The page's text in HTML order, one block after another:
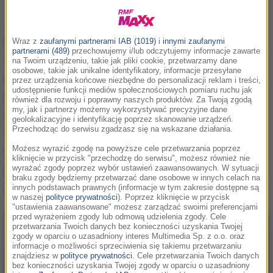
Na międzynarodowym lotnisku Seattle-
Tacoma miało dojść do nieprzyjemnego
incydentu z udziałem znanej influencerki
plus-size, Jae'lynn Chaney. 27-latka, która
zdobyła popularność, dzieląc się na
TikToku swoimi podróżniczymi
doświadczeniami, twierdzi, że została
potraktowana w sposób dyskryminujący
przez jednego z pracowników lotniska.
Wraz z zaufanymi partnerami IAB (1019) i innymi zaufanymi
partnerami (489) przechowujemy i/lub odczytujemy informacje zawarte
na Twoim urządzeniu, takie jak pliki cookie, przetwarzamy dane
osobowe, takie jak unikalne identyfikatory, informacje przesyłane
przez urządzenia końcowe niezbędne do personalizacji reklam i treści,
udostępnienie funkcji mediów społecznościowych pomiaru ruchu jak
również dla rozwoju i poprawny naszych produktów. Za Twoją zgodą
my, jak i partnerzy możemy wykorzystywać precyzyjne dane
geolokalizacyjne i identyfikację poprzez skanowanie urządzeń.
Przechodząc do serwisu zgadzasz się na wskazane działania.
Możesz wyrazić zgodę na powyższe cele przetwarzania poprzez
kliknięcie w przycisk "przechodzę do serwisu", możesz również nie
wyrażać zgody poprzez wybór ustawień zaawansowanych. W sytuacji
braku zgody będziemy przetwarzać dane osobowe w innych celach na
innych podstawach prawnych (informacje w tym zakresie dostępne są
w naszej polityce prywatności). Poprzez kliknięcie w przycisk
"ustawienia zaawansowane" możesz zarządzać swoimi preferencjami
przed wyrażeniem zgody lub odmową udzielenia zgody. Cele
przetwarzania Twoich danych bez konieczności uzyskania Twojej
zgody w oparciu o uzasadniony interes Multimedia Sp. z o.o. oraz
informacje o możliwości sprzeciwienia się takiemu przetwarzaniu
znajdziesz w polityce prywatności . Cele przetwarzania Twoich danych
bez konieczności uzyskania Twojej zgody w oparciu o uzasadniony